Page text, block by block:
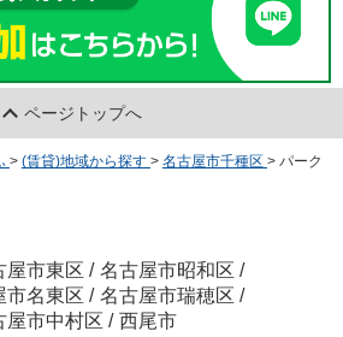
ページトップへ
> (賃貸)地域から探す > 名古屋市千種区 > パーク
屋市東区 / 名古屋市昭和区 /
市名東区 / 名古屋市瑞穂区 /
屋市中村区 / 西尾市